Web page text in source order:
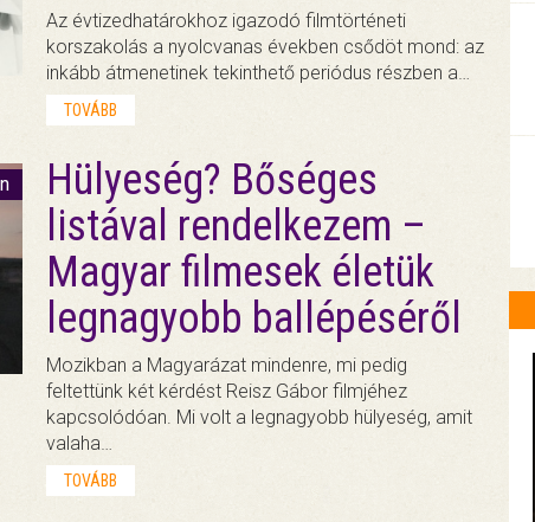
Az évtizedhatárokhoz igazodó filmtörténeti
korszakolás a nyolcvanas években csődöt mond: az
inkább átmenetinek tekinthető periódus részben a…
TOVÁBB
Hülyeség? Bőséges
listával rendelkezem –
Magyar filmesek életük
legnagyobb ballépéséről
Mozikban a Magyarázat mindenre, mi pedig
feltettünk két kérdést Reisz Gábor filmjéhez
kapcsolódóan. Mi volt a legnagyobb hülyeség, amit
valaha…
TOVÁBB